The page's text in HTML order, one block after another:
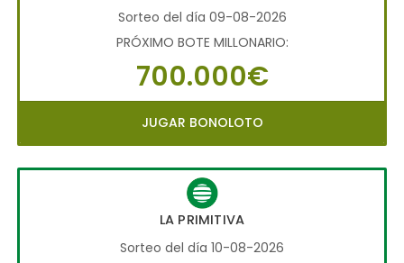
Sorteo del día 09-08-2026
PRÓXIMO BOTE MILLONARIO:
700.000€
JUGAR BONOLOTO
LA PRIMITIVA
Sorteo del día 10-08-2026